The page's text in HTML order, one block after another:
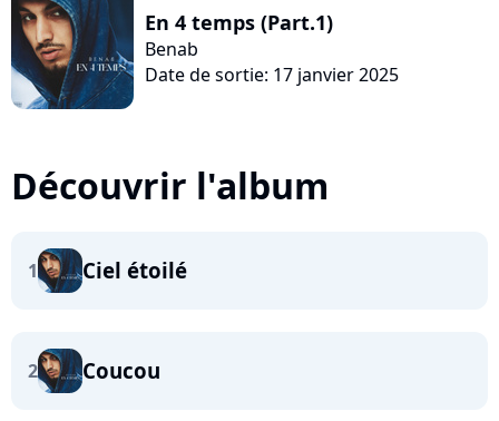
En 4 temps (Part.1)
Benab
Date de sortie: 17 janvier 2025
Découvrir l'album
1 Ciel étoilé
2 Coucou